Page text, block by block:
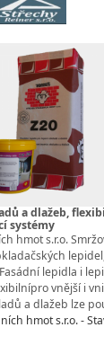
a dlažeb,
systémy
hmot s.r.o.
lepidla i
vnější i
a dlažeb lze
hmot s.r.o. -